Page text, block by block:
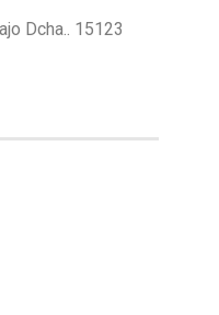
Dcha.. 15123